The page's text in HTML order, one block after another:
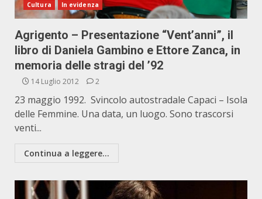
Cultura In evidenza
Agrigento – Presentazione “Vent’anni”, il
libro di Daniela Gambino e Ettore Zanca, in
memoria delle stragi del ’92
14 Luglio 2012 2
23 maggio 1992. Svincolo autostradale Capaci – Isola
delle Femmine. Una data, un luogo. Sono trascorsi
venti...
Continua a leggere...